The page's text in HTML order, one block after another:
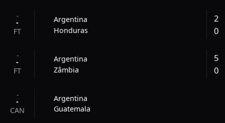
-
-
FT
Argentina
Honduras
2
0
-
-
FT
Argentina
Zâmbia
5
0
-
-
CAN
Argentina
Guatemala